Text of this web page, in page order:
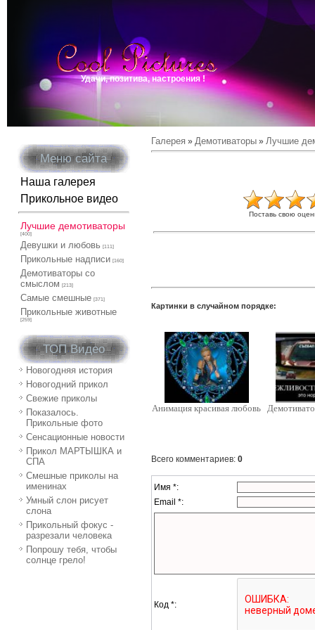
Удачи, позитива, настроения !
Меню сайта
Наша галерея
Прикольное видео
Лучшие демотиваторы
[400]
Девушки и любовь [111]
Прикольные надписи [160]
Демотиваторы со
смыслом
[213]
Самые смешные [371]
Прикольные животные
[259]
ТОП Видео
Новогодняя история
Новогодний прикол
Свежие приколы
Показалось.
Прикольные фото
Сенсационные новости
Прикол МАРТЫШКА и
СПА
Смешные приколы на
именинах
Умный слон рисует
слона
Прикольный фокус -
разрезали человека
Попрошу тебя, чтобы
солнце грело!
Галерея » Демотиваторы» Лучшие
Поставь свою
Картинки в случайном порядке:
Анимация красивая любовь
Всего комментариев: 0
Имя *:
Email *:
Код *: